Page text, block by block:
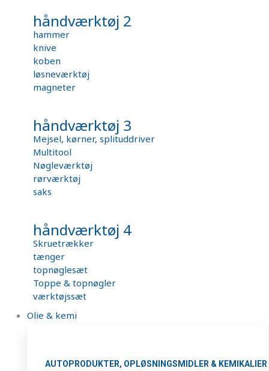
håndværktøj 2
hammer
knive
koben
løsneværktøj
magneter
håndværktøj 3
Mejsel, kørner, splituddriver
Multitool
Nøgleværktøj
rørværktøj
saks
håndværktøj 4
Skruetrækker
tænger
topnøglesæt
Toppe & topnøgler
værktøjssæt
Olie & kemi
AUTOPRODUKTER, OPLØSNINGSMIDLER & KEMIKALIER